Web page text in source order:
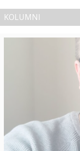
KOLUMNI